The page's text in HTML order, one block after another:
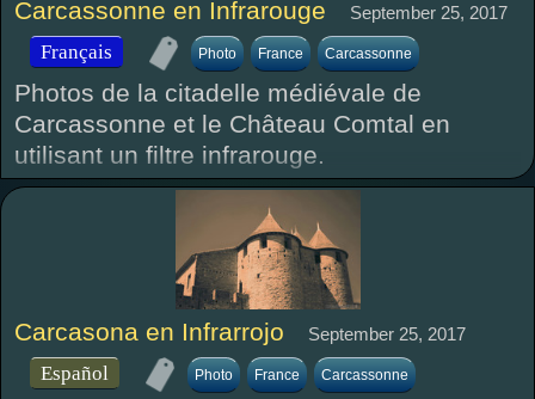
Carcassonne en Infrarouge September 25, 2017
Français Photo France Carcassonne
Photos de la citadelle médiévale de
Carcassonne et le Château Comtal en
utilisant un filtre infrarouge.
Carcasona en Infrarrojo September 25, 2017
Español Photo France Carcassonne